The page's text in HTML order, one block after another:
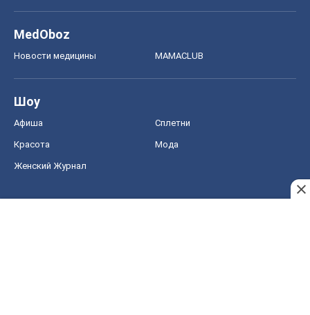
MedOboz
Новости медицины MAMACLUB
Шоу
Афиша Сплетни
Красота Мода
Женский Журнал